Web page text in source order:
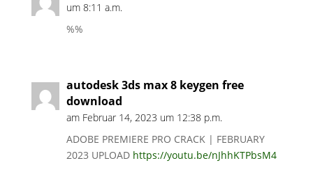
um 8:11 a.m.
%%
autodesk 3ds max 8 keygen free
download
am Februar 14, 2023 um 12:38 p.m.
ADOBE PREMIERE PRO CRACK | FEBRUARY
2023 UPLOAD https://youtu.be/nJhhKTPbsM4